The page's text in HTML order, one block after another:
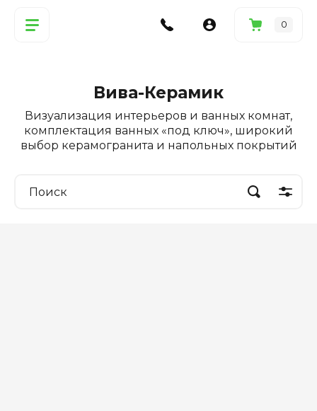
0
Вива-Керамик
Визуализация интерьеров и ванных комнат,
комплектация ванных «под ключ», широкий
выбор керамогранита и напольных покрытий